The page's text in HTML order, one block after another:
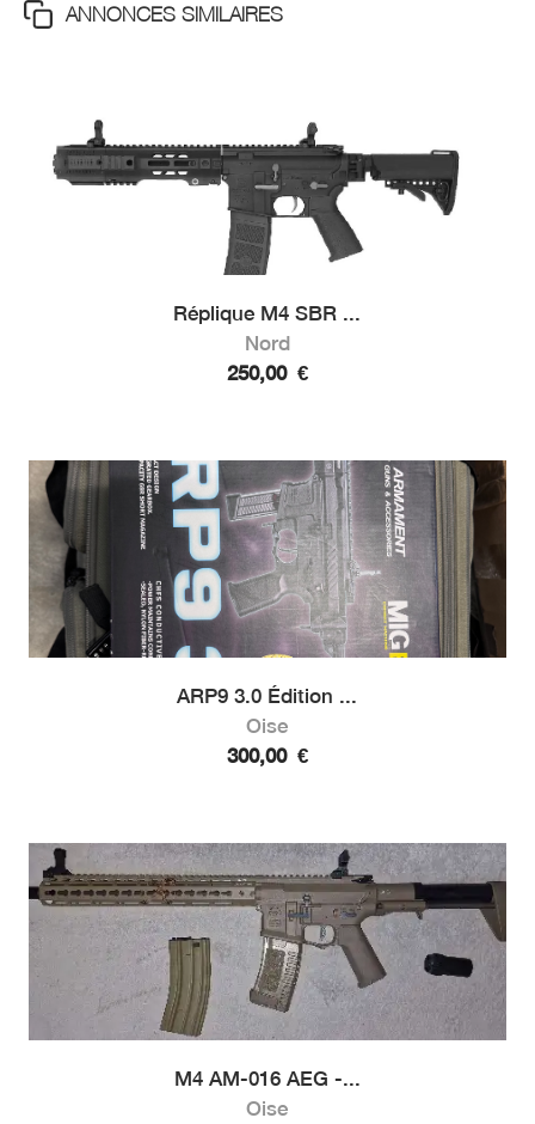
ANNONCES SIMILAIRES
Réplique M4 SBR ...
Nord
250,00 €
ARP9 3.0 Édition ...
Oise
300,00 €
M4 AM-016 AEG -...
Oise